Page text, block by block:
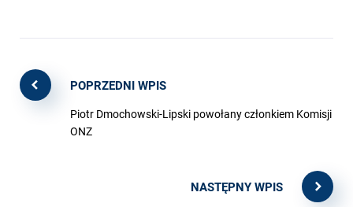
POPRZEDNI WPIS
Piotr Dmochowski-Lipski powołany członkiem Komisji
ONZ
NASTĘPNY WPIS